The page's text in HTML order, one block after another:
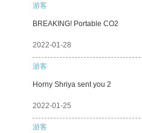
游客
BREAKING! Portable CO2
2022-01-28
游客
Horny Shriya sent you 2
2022-01-25
游客